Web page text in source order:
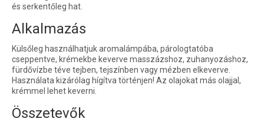
és serkentőleg hat.
Alkalmazás
Külsőleg használhatjuk aromalámpába, párologtatóba
cseppentve, krémekbe keverve masszázshoz, zuhanyozáshoz,
fürdővízbe téve tejben, tejszínben vagy mézben elkeverve.
Használata kizárólag hígítva történjen! Az olajokat más olajjal,
krémmel lehet keverni.
Összetevők